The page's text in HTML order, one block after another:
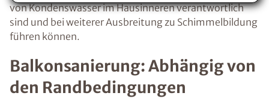
von Kondenswasser im Hausinneren verantwortlich
sind und bei weiterer Ausbreitung zu Schimmelbildung
führen können.
Balkonsanierung: Abhängig von
den Randbedingungen
Voraussetzung für den Erhalt des kostenfreien
Ratgebers ist die Anmeldung zu unserem Newsletter.